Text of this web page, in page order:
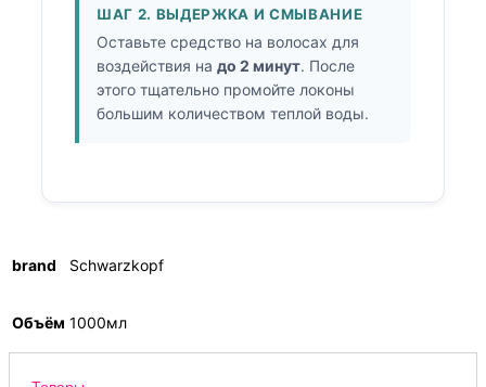
ШАГ 2. ВЫДЕРЖКА И СМЫВАНИЕ
Оставьте средство на волосах для
воздействия на до 2 минут. После
этого тщательно промойте локоны
большим количеством теплой воды.
brand Schwarzkopf
Объём 1000мл